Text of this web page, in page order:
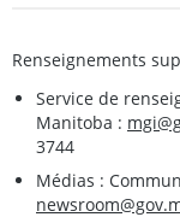
Renseignements
Service de
Manitoba :
3744
Médias :